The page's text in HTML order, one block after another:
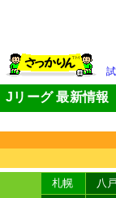
Jリーグ 最新情報
札幌 八戸